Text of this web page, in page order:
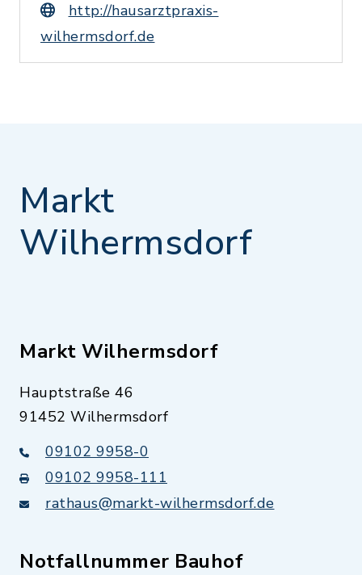
http://hausarztpraxis-
wilhermsdorf.de
Markt
Wilhermsdorf
Markt Wilhermsdorf
Hauptstraße 46
91452 Wilhermsdorf
09102 9958-0
09102 9958-111
rathaus@markt-wilhermsdorf.de
Notfallnummer Bauhof